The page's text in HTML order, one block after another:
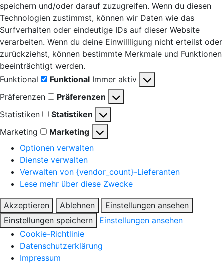
speichern und/oder darauf zuzugreifen. Wenn du diesen
Technologien zustimmst, können wir Daten wie das
Surfverhalten oder eindeutige IDs auf dieser Website
verarbeiten. Wenn du deine Einwillligung nicht erteilst oder
zurückziehst, können bestimmte Merkmale und Funktionen
beeinträchtigt werden.
Funktional
Funktional Immer aktiv
Präferenzen
Präferenzen
Statistiken
Statistiken
Marketing
Marketing
Optionen verwalten
Dienste verwalten
Verwalten von {vendor_count}-Lieferanten
Lese mehr über diese Zwecke
Akzeptieren Ablehnen
Einstellungen ansehen
Einstellungen speichern
Einstellungen ansehen
Cookie-Richtlinie
Datenschutzerklärung
Impressum